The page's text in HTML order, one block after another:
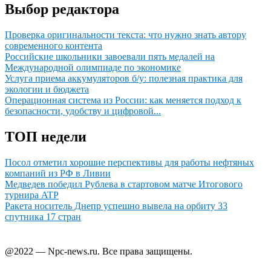
Выбор редактора
Проверка оригинальности текста: что нужно знать автору
современного контента
Российские школьники завоевали пять медалей на
Международной олимпиаде по экономике
Услуга приема аккумуляторов б/у: полезная практика для
экологии и бюджета
Операционная система из России: как меняется подход к
безопасности, удобству и цифровой...
ТОП недели
Посол отметил хорошие перспективы для работы нефтяных
компаний из РФ в Ливии
Медведев победил Рублева в стартовом матче Итогового
турнира ATP
Ракета носитель Днепр успешно вывела на орбиту 33
спутника 17 стран
@2022 — Npc-news.ru. Все права защищены.